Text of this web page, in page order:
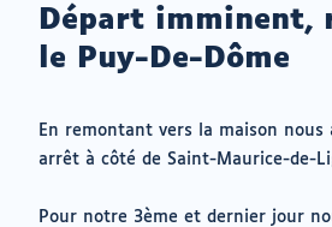
Départ imminent,
le Puy-De-Dôme
En remontant vers la maison nous
arrêt à côté de Saint-Maurice-de-
Pour notre 3ème et dernier jour